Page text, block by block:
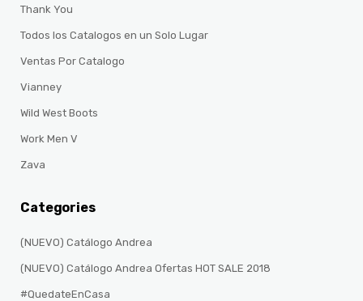
Thank You
Todos los Catalogos en un Solo Lugar
Ventas Por Catalogo
Vianney
Wild West Boots
Work Men V
Zava
Categories
(NUEVO) Catálogo Andrea
(NUEVO) Catálogo Andrea Ofertas HOT SALE 2018
#QuedateEnCasa